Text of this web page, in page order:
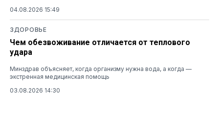
04.08.2026 15:49
ЗДОРОВЬЕ
Чем обезвоживание отличается от теплового
удара
Минздрав объясняет, когда организму нужна вода, а когда —
экстренная медицинская помощь
03.08.2026 14:30